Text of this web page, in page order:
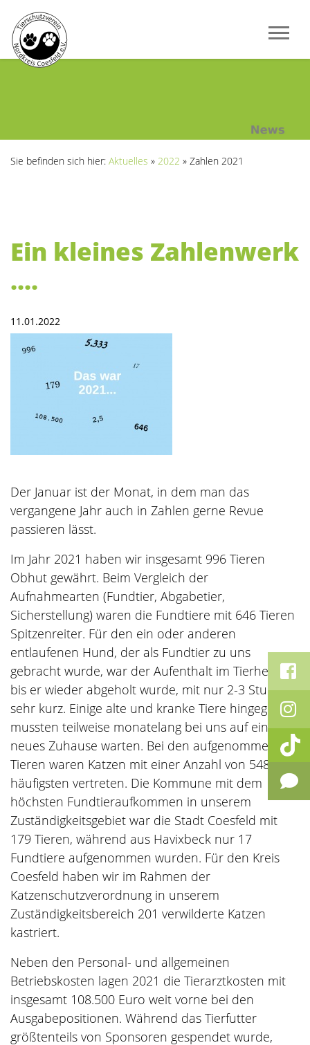
Sie befinden sich hier: Aktuelles » 2022 » Zahlen 2021
Ein kleines Zahlenwerk
....
11.01.2022
Der Januar ist der Monat, in dem man das
vergangene Jahr auch in Zahlen gerne Revue
passieren lässt.
Im Jahr 2021 haben wir insgesamt 996 Tieren
Obhut gewährt. Beim Vergleich der
Aufnahmearten (Fundtier, Abgabetier,
Sicherstellung) waren die Fundtiere mit 646 Tieren
Spitzenreiter. Für den ein oder anderen
entlaufenen Hund, der als Fundtier zu uns
gebracht wurde, war der Aufenthalt im Tierheim,
bis er wieder abgeholt wurde, mit nur 2-3 Stunden
sehr kurz. Einige alte und kranke Tiere hingegen
mussten teilweise monatelang bei uns auf ein
neues Zuhause warten. Bei den aufgenommenen
Tieren waren Katzen mit einer Anzahl von 548 am
häufigsten vertreten. Die Kommune mit dem
höchsten Fundtieraufkommen in unserem
Zuständigkeitsgebiet war die Stadt Coesfeld mit
179 Tieren, während aus Havixbeck nur 17
Fundtiere aufgenommen wurden. Für den Kreis
Coesfeld haben wir im Rahmen der
Katzenschutzverordnung in unserem
Zuständigkeitsbereich 201 verwilderte Katzen
kastriert.
Neben den Personal- und allgemeinen
Betriebskosten lagen 2021 die Tierarztkosten mit
insgesamt 108.500 Euro weit vorne bei den
Ausgabepositionen. Während das Tierfutter
größtenteils von Sponsoren gespendet wurde,